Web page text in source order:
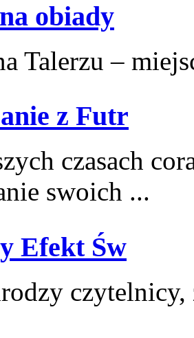
obiady
Talerzu –
z Futr
czasach⁤
​swoich ...
Efekt Św
czytelnicy,